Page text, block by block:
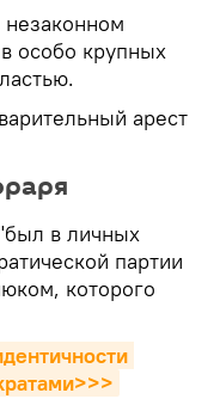
особо крупных
арест
в личных
партии
которого